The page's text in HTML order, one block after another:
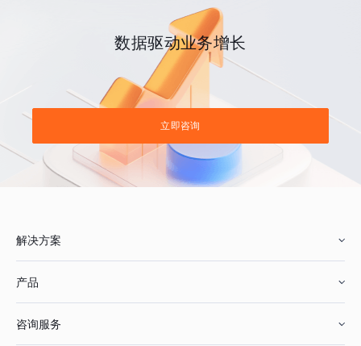
数据驱动业务增长
立即咨询
解决方案
产品
咨询服务